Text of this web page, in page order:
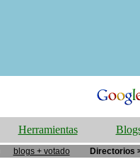
Herramientas
blogs + votado
Directorios